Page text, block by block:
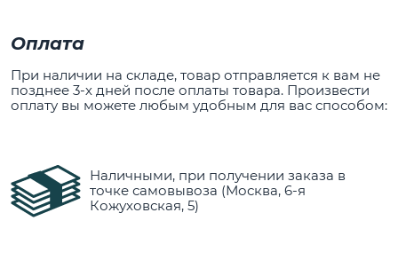
Оплата
При наличии на складе, товар отправляется к вам не
позднее 3-х дней после оплаты товара. Произвести
оплату вы можете любым удобным для вас способом:
Наличными, при получении заказа в
точке самовывоза (Москва, 6-я
Кожуховская, 5)